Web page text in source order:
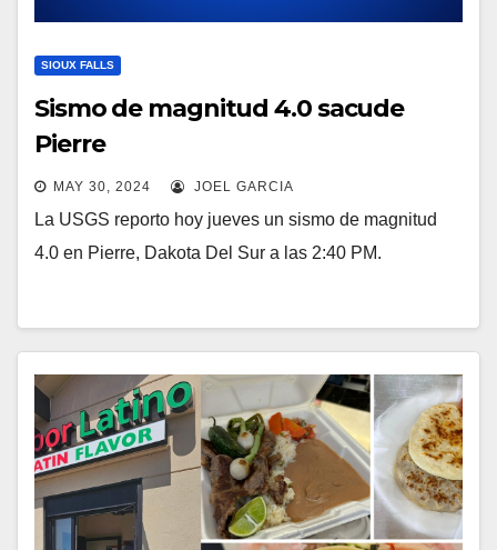
SIOUX FALLS
Sismo de magnitud 4.0 sacude
Pierre
MAY 30, 2024 JOEL GARCIA
La USGS reporto hoy jueves un sismo de magnitud
4.0 en Pierre, Dakota Del Sur a las 2:40 PM.